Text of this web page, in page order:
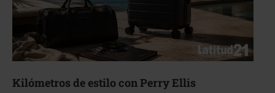
Aerie, texturas que fluyen